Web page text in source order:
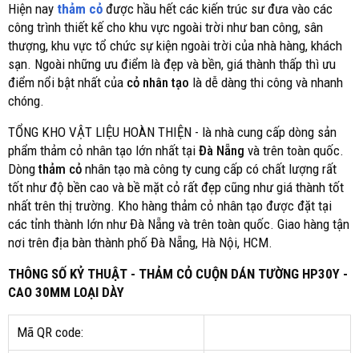
Hiện nay thảm cỏ được hầu hết các kiến trúc sư đưa vào các
công trình thiết kế cho khu vực ngoài trời như ban công, sân
thượng, khu vực tổ chức sự kiện ngoài trời của nhà hàng, khách
sạn. Ngoài những ưu điểm là đẹp và bền, giá thành thấp thì ưu
điểm nổi bật nhất của cỏ nhân tạo là dễ dàng thi công và nhanh
chóng.
TỔNG KHO VẬT LIỆU HOÀN THIỆN - là nhà cung cấp dòng sản
phẩm thảm cỏ nhân tạo lớn nhất tại Đà Nẵng và trên toàn quốc.
Dòngthảm cỏ nhân tạo mà công ty cung cấp có chất lượng rất
tốt như độ bền cao và bề mặt cỏ rất đẹp cũng như giá thành tốt
nhất trên thị trường. Kho hàng thảm cỏ nhân tạo được đặt tại
các tỉnh thành lớn như Đà Nẵng và trên toàn quốc. Giao hàng tận
nơi trên địa bàn thành phố Đà Nẵng, Hà Nội, HCM.
THÔNG SỐ KỶ THUẬT - THẢM CỎ CUỘN DÁN TƯỜNG HP30Y -
CAO 30MM LOẠI DÀY
Mã QR code: